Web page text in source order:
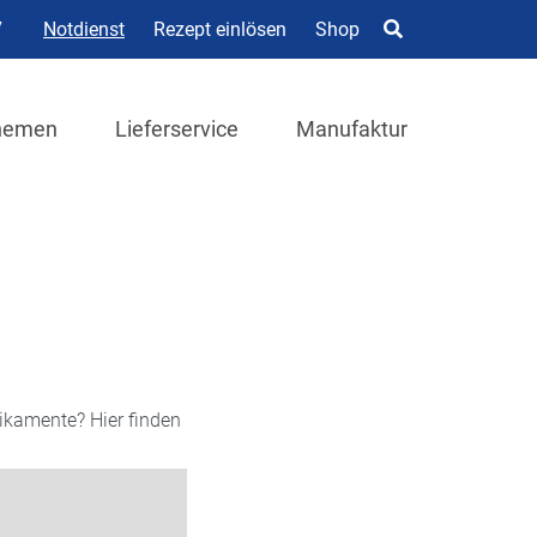
Notdienst Rezept einlösen Shop
Lieferservice Manufaktur
Hier finden